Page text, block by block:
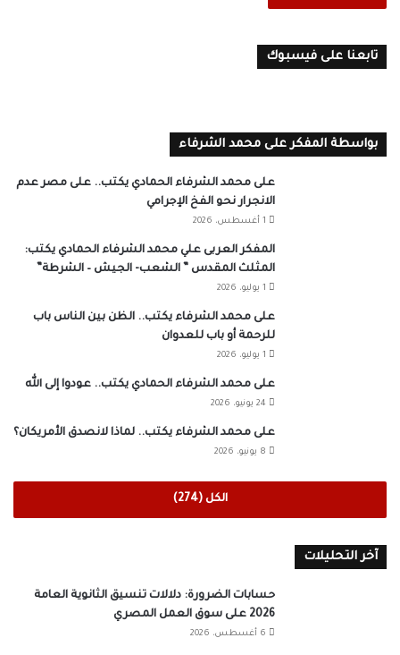
تابعنا على فيسبوك
بواسطة المفكر على محمد الشرفاء
على محمد الشرفاء الحمادي يكتب.. على مصر عدم
الانجرار نحو الفخ الإجرامي
1 أغسطس، 2026
المفكر العربى علي محمد الشرفاء الحمادي يكتب:
المثلث المقدس ” الشعب- الجيش – الشرطة”
1 يوليو، 2026
على محمد الشرفاء يكتب.. الظن بين الناس باب
للرحمة أو باب للعدوان
1 يوليو، 2026
على محمد الشرفاء الحمادي يكتب.. عودوا إلى الله
24 يونيو، 2026
على محمد الشرفاء يكتب.. لماذا لانصدق الأمريكان؟
8 يونيو، 2026
الكل (274)
آخر التحليلات
حسابات الضرورة: دلالات تنسيق الثانوية العامة
2026 على سوق العمل المصري
6 أغسطس، 2026